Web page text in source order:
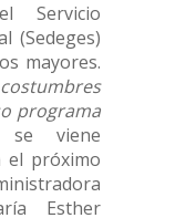
Servicio
(Sedeges)
mayores.
programa
viene
el próximo
Esther